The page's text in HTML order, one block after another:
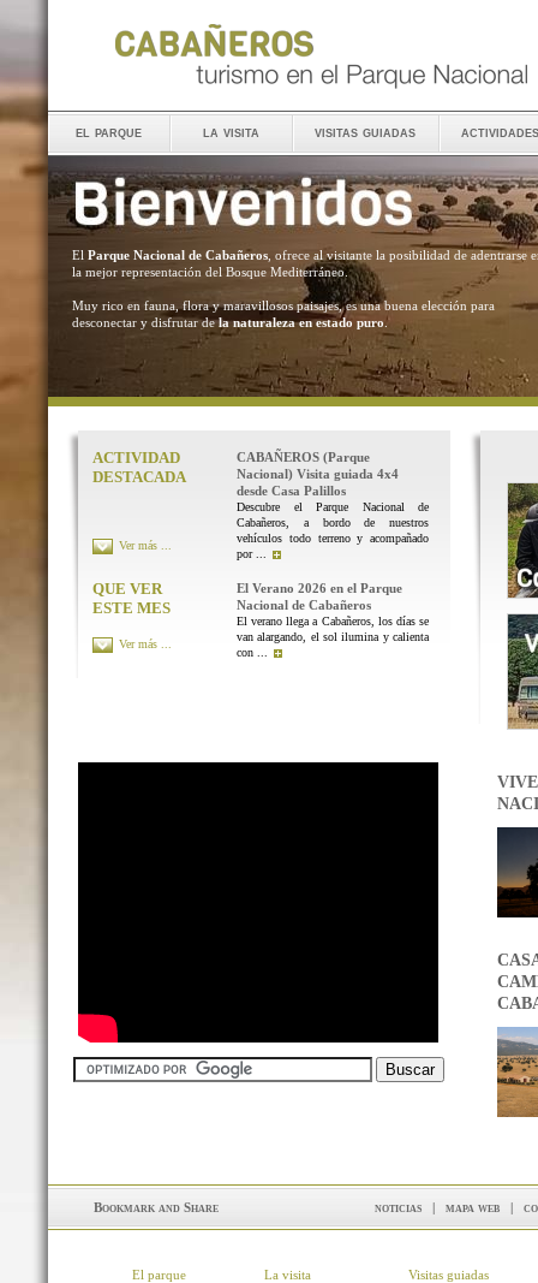
el parque la visita visitas guiadas actividades
El Parque Nacional de Cabañeros , ofrece al visitante la posibilidad de adentrarse
la mejor representación del Bosque Mediterráneo.
Muy rico en fauna, flora y maravillosos paisajes, es una buena elección para
desconectar y disfrutar dela naturaleza en estado puro .
ACTIVIDAD
DESTACADA
CABAÑEROS (Parque
Nacional) Visita guiada 4x4
desde Casa Palillos
Descubre el Parque Nacional de
Cabañeros, a bordo de nuestros
vehículos todo terreno y acompañado
por ...
Ver más ...
QUE VER
ESTE MES
El Verano 2026 en el Parque
Nacional de Cabañeros
El verano llega a Cabañeros, los días se
van alargando, el sol ilumina y calienta
con ...
Ver más ...
noticias | mapa web |
El parque La visita Visitas guiadas